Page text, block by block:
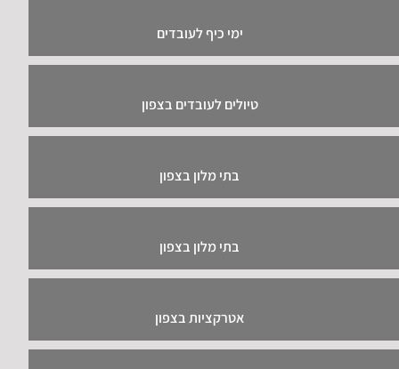
ימי כיף לעובדים
טיולים לעובדים בצפון
בתי מלון בצפון
בתי מלון בצפון
אטרקציות בצפון